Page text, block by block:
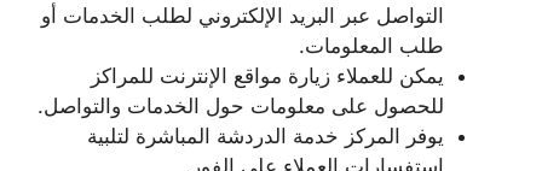
التواصل عبر البريد الإلكتروني لطلب الخدمات أو
طلب المعلومات.
يمكن للعملاء زيارة مواقع الإنترنت للمراكز
للحصول على معلومات حول الخدمات والتواصل.
يوفر المركز خدمة الدردشة المباشرة لتلبية